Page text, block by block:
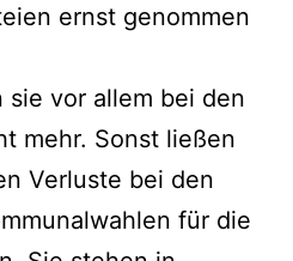
ernst genommen
sie vor allem bei den
mehr. Sonst ließen
Verluste bei den
für die